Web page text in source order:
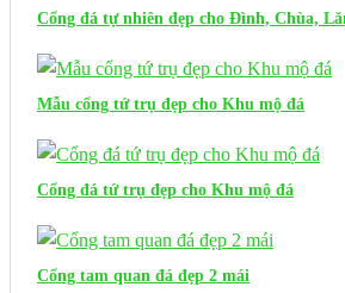
Cổng đá tự nhiên đẹp cho Đình, Chùa,
Mẫu cổng tứ trụ đẹp cho Khu mộ đá
Cổng đá tứ trụ đẹp cho Khu mộ đá
Cổng tam quan đá đẹp 2 mái